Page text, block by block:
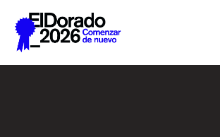
Saltar al contenido principal